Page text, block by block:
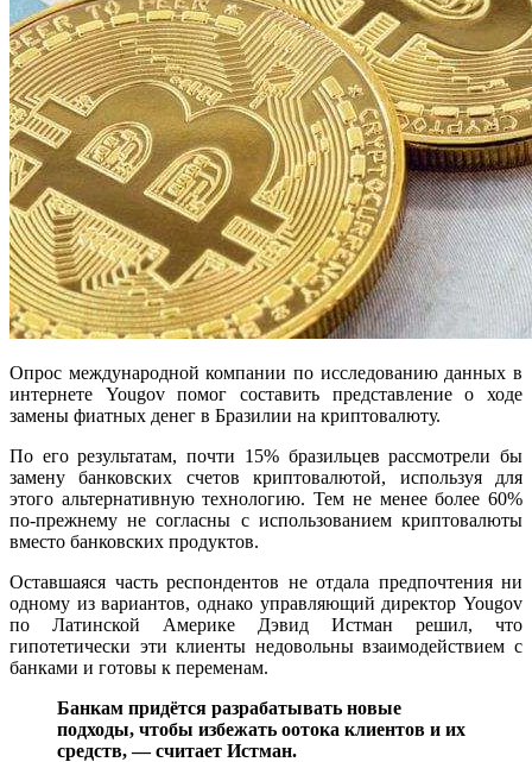
Опрос международной компании по исследованию данных в
интернете Yougov помог составить представление о ходе
замены фиатных денег в Бразилии на криптовалюту.
По его результатам, почти 15% бразильцев рассмотрели бы
замену банковских счетов криптовалютой, используя для
этого альтернативную технологию. Тем не менее более 60%
по-прежнему не согласны с использованием криптовалюты
вместо банковских продуктов.
Оставшаяся часть респондентов не отдала предпочтения ни
одному из вариантов, однако управляющий директор Yougov
по Латинской Америке Дэвид Истман решил, что
гипотетически эти клиенты недовольны взаимодействием с
банками и готовы к переменам.
Банкам придётся разрабатывать новые
подходы, чтобы избежать оотока клиентов и их
средств, — считает Истман.